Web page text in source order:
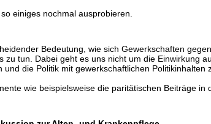
einiges nochmal ausprobieren.
Bedeutung, wie sich Gewerkschaften
tun. Dabei geht es uns nicht um die Einwirkung
die Politik mit gewerkschaftlichen Politikinhalten
wie beispielsweise die paritätischen Beiträge in